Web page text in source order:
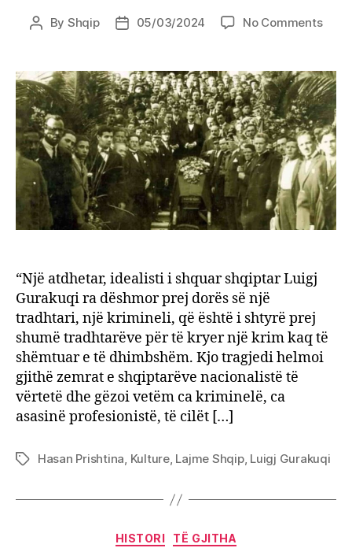
Post
By Shqip
Post05/03/2024 No Commentson
në
e
të
Luigj
“Një atdhetar, idealisti i shquar shqiptar Luigj
Gurakuqi ra dëshmor prej dorës së një
tradhtari, një krimineli, që është i shtyrë prej
shumë tradhtarëve për të kryer një krim kaq të
shëmtuar e të dhimbshëm. Kjo tragjedi helmoi
gjithë zemrat e shqiptarëve nacionalistë të
vërtetë dhe gëzoi vetëm ca kriminelë, ca
asasinë profesionistë, të cilët […]
TagsHasan Prishtina, Kulture, Lajme Shqip, Luigj Gurakuqi
Categories
HISTORI TË GJITHA